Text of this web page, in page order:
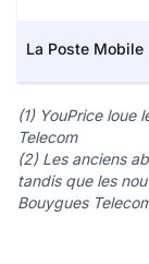
La Poste Mobile
(1) YouPrice loue
Telecom
(2) Les anciens
tandis que les
Bouygues